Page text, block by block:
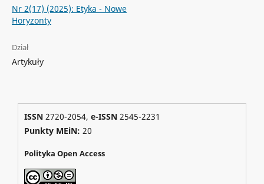
Nr 2(17) (2025): Etyka - Nowe
Horyzonty
Dział
Artykuły
ISSN2720-2054, e-ISSN2545-2231
Punkty MEiN: 20
Polityka Open Access